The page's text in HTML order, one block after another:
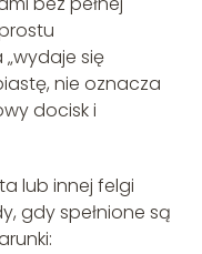
się
nie oznacza
docisk i
lub innej felgi
gdy spełnione są